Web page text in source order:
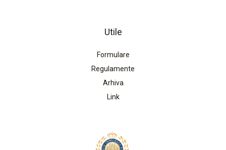
Utile
Formulare
Regulamente
Arhiva
Link